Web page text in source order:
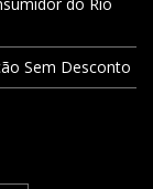
Sem Desconto